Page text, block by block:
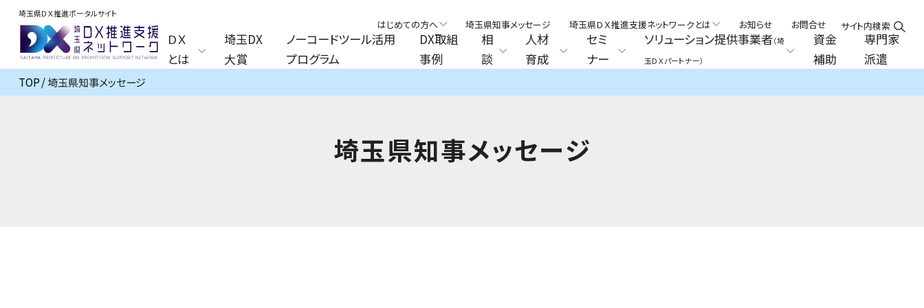
埼玉県ＤＸ推進ポータルサイト
ＤＸ
とは
埼玉DX
大賞
ノーコードツール活用
プログラム
DX取組
事例
相
談
人材
育成
セミ
ナー
ソリューション提供事業者（埼
玉ＤＸパートナー）
資金
補助
専門家
派遣
はじめての方へ 埼玉県知事メッセージ 埼玉県ＤＸ推進支援ネットワークとは お知らせ お問合せ サイト内検索
TOP 埼玉県知事メッセージ
埼玉県知事メッセージ